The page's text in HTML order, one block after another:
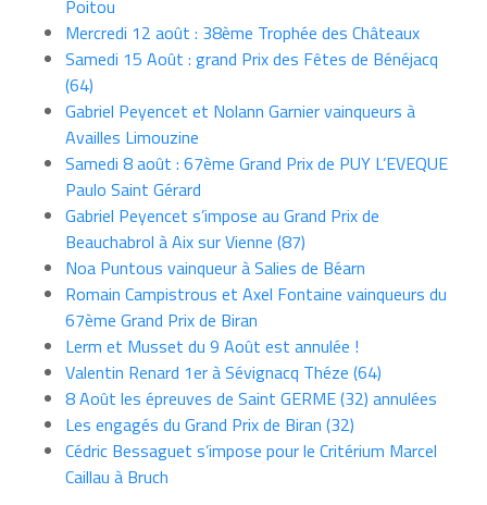
Poitou
Mercredi 12 août : 38ème Trophée des Châteaux
Samedi 15 Août : grand Prix des Fêtes de Bénéjacq
(64)
Gabriel Peyencet et Nolann Garnier vainqueurs à
Availles Limouzine
Samedi 8 août : 67ème Grand Prix de PUY L’EVEQUE
Paulo Saint Gérard
Gabriel Peyencet s’impose au Grand Prix de
Beauchabrol à Aix sur Vienne (87)
Noa Puntous vainqueur à Salies de Béarn
Romain Campistrous et Axel Fontaine vainqueurs du
67ème Grand Prix de Biran
Lerm et Musset du 9 Août est annulée !
Valentin Renard 1er à Sévignacq Théze (64)
8 Août les épreuves de Saint GERME (32) annulées
Les engagés du Grand Prix de Biran (32)
Cédric Bessaguet s’impose pour le Critérium Marcel
Caillau à Bruch